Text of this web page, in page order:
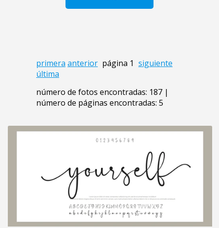
primera anterior página 1 siguiente
última
número de fotos encontradas: 187 |
número de páginas encontradas: 5